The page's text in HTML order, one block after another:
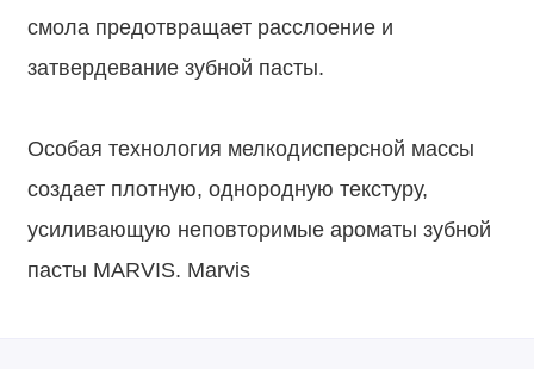
смола предотвращает расслоение и
затвердевание зубной пасты.
Особая технология мелкодисперсной массы
создает плотную, однородную текстуру,
усиливающую неповторимые ароматы зубной
пасты MARVIS. Marvis